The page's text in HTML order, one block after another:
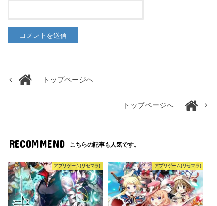
トップページへ
トップページへ
RECOMMEND こちらの記事も人気です。
アプリゲーム(リセマラ) アプリゲーム(リセマラ)